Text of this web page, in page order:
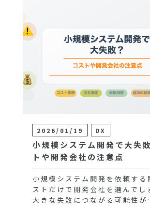
2026/01/19 DX
小規模システム開発で大失
トや開発会社の注意点
小規模システム開発を依頼する
ストだけで開発会社を選んでし
大きな失敗につながる可能性